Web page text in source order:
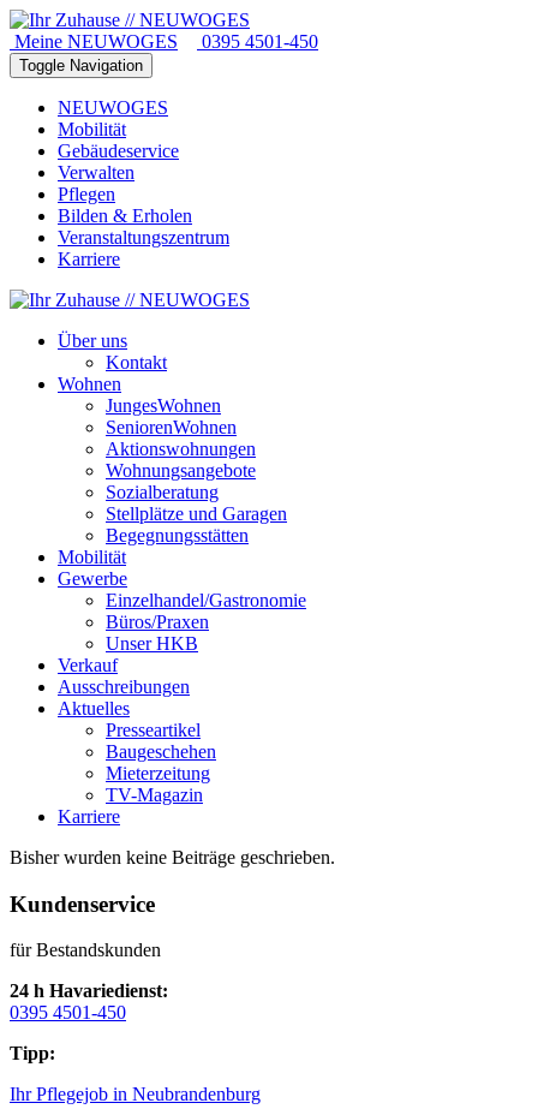
Meine NEUWOGES 0395 4501-450
Toggle Navigation
NEUWOGES
Mobilität
Gebäudeservice
Verwalten
Pflegen
Bilden & Erholen
Veranstaltungszentrum
Karriere
Über uns
Kontakt
Wohnen
JungesWohnen
SeniorenWohnen
Aktionswohnungen
Wohnungsangebote
Sozialberatung
Stellplätze und Garagen
Begegnungsstätten
Mobilität
Gewerbe
Einzelhandel/Gastronomie
Büros/Praxen
Unser HKB
Verkauf
Ausschreibungen
Aktuelles
Presseartikel
Baugeschehen
Mieterzeitung
TV-Magazin
Karriere
Bisher wurden keine Beiträge geschrieben.
Kundenservice
für Bestandskunden
24 h Havariedienst:
0395 4501-450
Tipp:
Ihr Pflegejob in Neubrandenburg